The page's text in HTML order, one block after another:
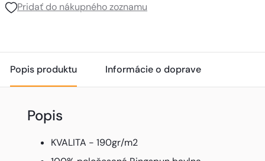
Pridať do nákupného zoznamu
Popis produktu Informácie o doprave
Popis
KVALITA - 190gr/m2